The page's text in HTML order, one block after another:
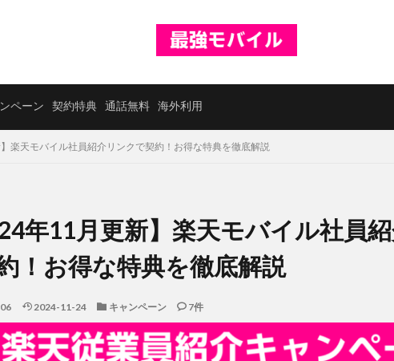
ペーン 契約特典 通話無料 海外利用
】楽天モバイル社員紹介リンクで契約！お得な特典を徹底解説
年11月更新】楽天モバイル社員
！お得な特典を徹底解説
2024-11-24 キャンペーン 7件